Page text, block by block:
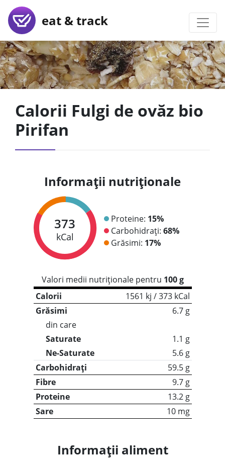
eat & track
Calorii Fulgi de ovăz bio
Pirifan
Informații nutriționale
373
kCal
Proteine: 15%
Carbohidrați: 68%
Grăsimi: 17%
Valori medii nutriționale pentru 100 g
Calorii
1561 kj / 373 kCal
Grăsimi
6.7 g
din care
Saturate
1.1 g
Ne-Saturate
5.6 g
Carbohidrați
59.5 g
Fibre
9.7 g
Proteine
13.2 g
Sare
10 mg
Informații aliment